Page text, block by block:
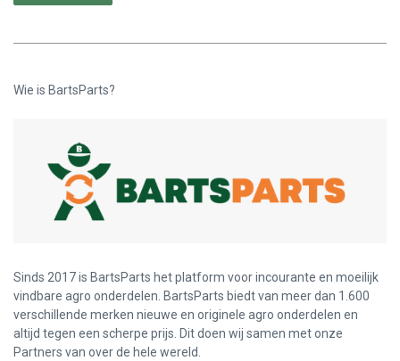
Wie is BartsParts?
Sinds 2017 is BartsParts het platform voor incourante en moeilijk
vindbare agro onderdelen. BartsParts biedt van meer dan 1.600
verschillende merken nieuwe en originele agro onderdelen en
altijd tegen een scherpe prijs. Dit doen wij samen met onze
Partners van over de hele wereld.